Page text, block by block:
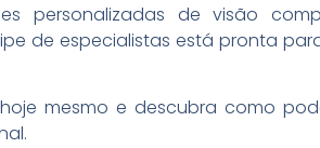
personalizadas de visão
de especialistas está pronta
hoje mesmo e descubra como